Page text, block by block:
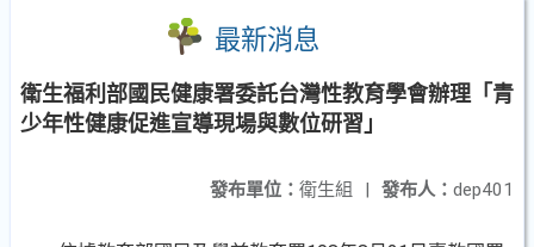
最新消息
衛生福利部國民健康署委託台灣性教育學會辦理「青
少年性健康促進宣導現場與數位研習」
發布人： dep401
發布單位： 衛生組 |